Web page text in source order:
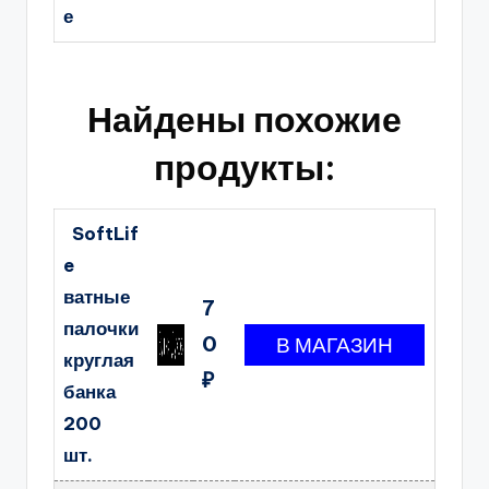
е
Найдены похожие
продукты:
SoftLif
e
ватные
палочки
круглая
банка
200
шт.
7
0
₽